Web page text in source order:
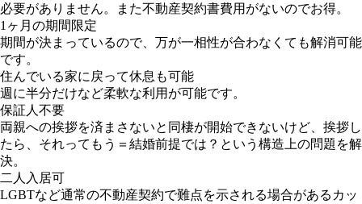
必要がありません。また不動産契約書費用がないのでお得。
1ヶ月の期間限定
期間が決まっているので、万が一相性が合わなくても解消可能
です。
住んでいる家に戻って休息も可能
週に半分だけなど柔軟な利用が可能です。
保証人不要
両親への挨拶を済まさないと同棲が開始できないけど、挨拶し
たら、それってもう＝結婚前提では？という構造上の問題を解
決。
二人入居可
LGBTなど通常の不動産契約で難点を示される場合があるカッ